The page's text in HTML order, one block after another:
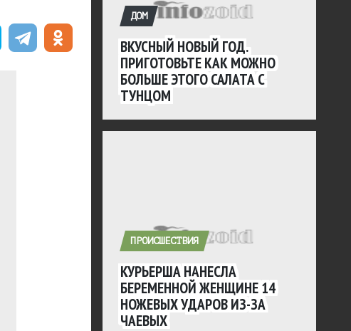
ДОМ
ВКУСНЫЙ НОВЫЙ ГОД.
ПРИГОТОВЬТЕ КАК МОЖНО
БОЛЬШЕ ЭТОГО САЛАТА С
ТУНЦОМ
ПРОИСШЕСТВИЯ
КУРЬЕРША НАНЕСЛА
БЕРЕМЕННОЙ ЖЕНЩИНЕ 14
НОЖЕВЫХ УДАРОВ ИЗ-ЗА
ЧАЕВЫХ